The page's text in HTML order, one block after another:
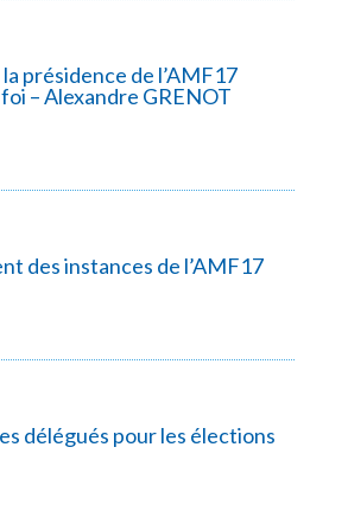
présidence de l’AMF17
– Alexandre GRENOT
des instances de l’AMF17
délégués pour les élections